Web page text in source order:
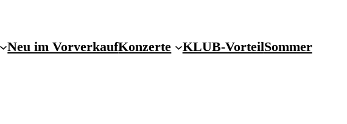
Neu im VorverkaufKonzerte KLUB-VorteilSommer